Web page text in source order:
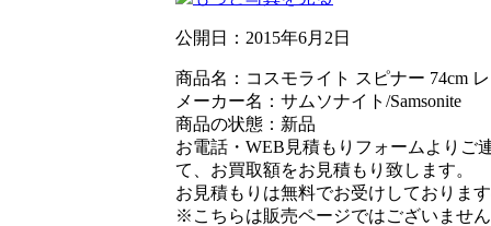
公開日： 2015年6月2日
商品名：コスモライト スピナー 74cm
メーカー名：サムソナイト/Samsonite
商品の状態：新品
お電話・WEB見積もりフォームよりご
て、お買取額をお見積もり致します。
お見積もりは無料でお受けしておりま
※こちらは販売ページではございませ